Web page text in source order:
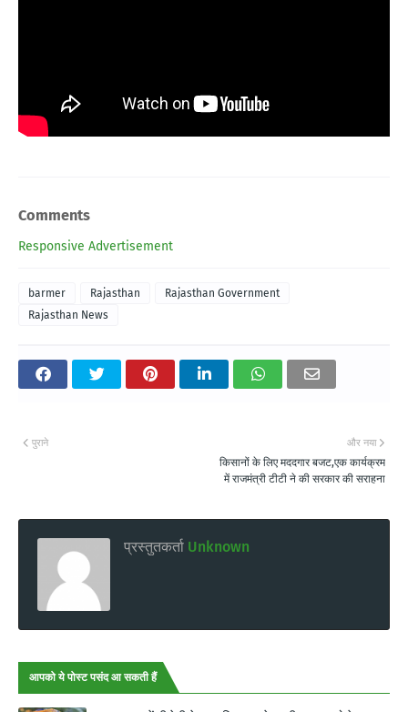
Comments
Responsive Advertisement
barmer Rajasthan
Rajasthan Government
Rajasthan News
और नया
किसानों के लिए मददगार बजट,एक कार्यक्रम
में राजमंत्री टीटी ने की सरकार की सराहना
पुराने
प्रस्तुतकर्ता Unknown
आपको ये पोस्ट पसंद आ सकती हैं